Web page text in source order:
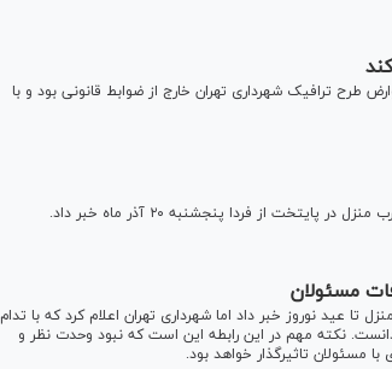
ترافیک شهر‌های کشور گفت: افزایش ۱۴۴ درصدی عوارض طرح ترافیک شهرداری تهران خارج از ضوابط قانونی بود و با
از فردا پنجشنبه ۲۰ آذر ماه خبر داد.
مسئولان
تا عید نوروز خبر داد اما شهرداری تهران اعلام کرد که با تدام
نکته مهم در این رابطه این است که نبود وحدت نظر و
مسئولان تاثیرگذار خواهد بود.